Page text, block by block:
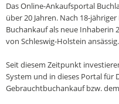
Das Online-Ankaufsportal
über 20 Jahren. Nach 18-
Buchankauf als neue Inhaberin
von Schleswig-Holstein ansässig.
Seit diesem Zeitpunkt
System und in dieses Portal für
Gebrauchtbuchankauf bzw.